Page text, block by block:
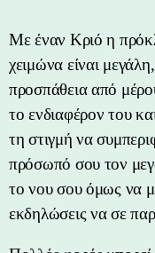
Με έναν Κριό η
χειμώνα είναι
προσπάθεια από
το ενδιαφέρον του
τη στιγμή να
πρόσωπό σου τον
το νου σου όμως να
εκδηλώσεις να σε